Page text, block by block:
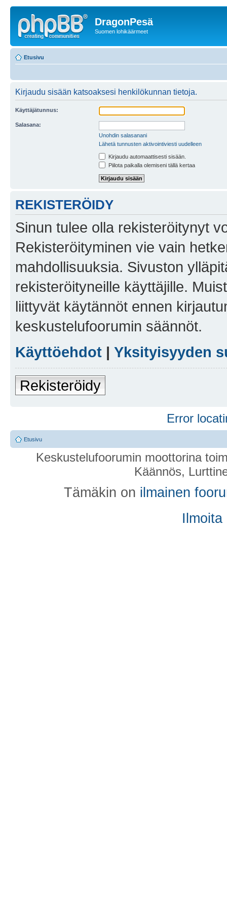
DragonPesä
Suomen lohikäärmeet
Etusivu
Kirjaudu sisään katsoaksesi henkilökunnan tietoja.
Käyttäjätunnus:
Salasana:
Unohdin salasanani
Lähetä tunnusten aktivointiviesti uudelleen
Kirjaudu automaattisesti sisään.
Piilota paikalla olemiseni tällä kertaa
REKISTERÖIDY
Sinun tulee olla rekisteröitynyt
Rekisteröityminen vie vain
mahdollisuuksia. Sivuston
rekisteröityneille käyttäjille.
liittyvät käytännöt ennen
keskustelufoorumin säännöt.
Käyttöehdot | Yksityisyyden
Rekisteröidy
Error
Etusivu
Keskustelufoorumin moottorina
Käännös,
Tämäkin on ilmainen